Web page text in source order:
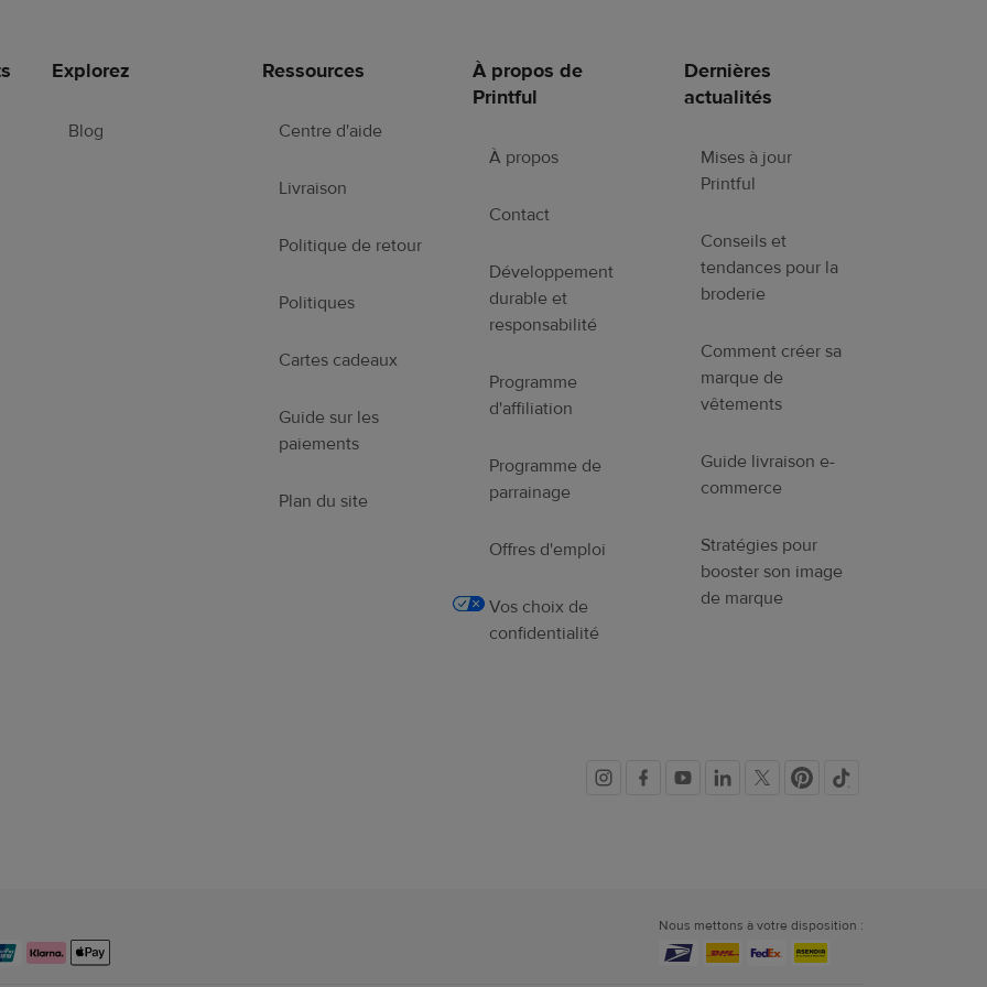
Explorez
Blog
Ressources
Centre d'aide
Livraison
Politique de retour
Politiques
Cartes cadeaux
Guide sur les
paiements
Plan du site
À propos de
Printful
À propos
Contact
Développement
durable et
responsabilité
Programme
d'affiliation
Programme de
parrainage
Offres d'emploi
Vos choix de
confidentialité
Dernières
actualités
Mises à jour
Printful
Conseils et
tendances pour la
broderie
Comment créer sa
marque de
vêtements
Guide livraison e-
commerce
Stratégies pour
booster son image
de marque
Liens
réseaux
Nous mettons à votre disposition :